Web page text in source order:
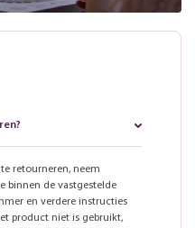
retourneren, neem
binnen de vastgestelde
en verdere instructies
product niet is gebruikt,